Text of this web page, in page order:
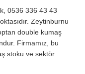
0536 336 43 43
Zeytinburnu
double kumaş
Firmamız, bu
stoku ve sektör